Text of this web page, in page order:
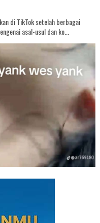
di TikTok setelah berbagai
asal-usul dan ko...